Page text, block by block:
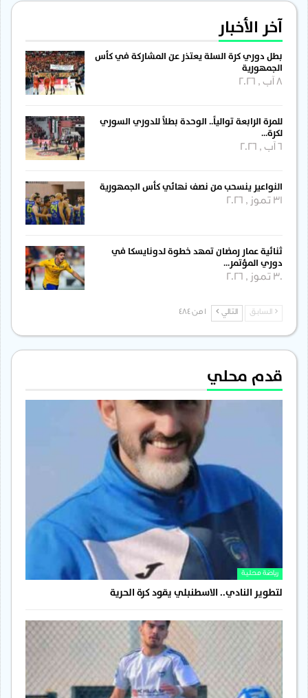
آخر الأخبار
بطل دوري كرة السلة يعتذر عن المشاركة في كأس
الجمهورية
للمرة الرابعة توالياً.. الوحدة بطلاً للدوري السوري
لكرة…
النواعير ينسحب من نصف نهائي كأس الجمهورية
31 تموز , 2026
ثنائية عمار رمضان تمهد خطوة لدونايسكا في
دوري المؤتمر…
30 تموز , 2026
السابق التالي
قدم محلي
رياضة محلية
لتطوير النادي.. الاسطنبلي يقود كرة الحرية